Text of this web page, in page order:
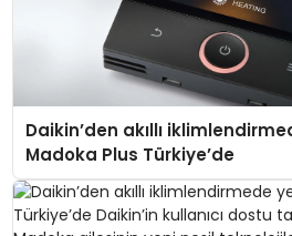
Daikin’den akıllı
Madoka Plus Türkiye’de